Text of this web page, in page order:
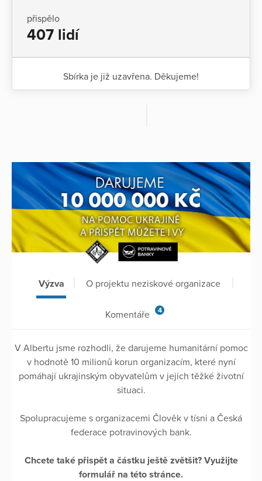
přispělo
407 lidí
Sbírka je již uzavřena. Děkujeme!
Výzva O projektu neziskové organizace
Komentáře 4
V Albertu jsme rozhodli, že darujeme humanitární pomoc
v hodnotě 10 milionů korun organizacím, které nyní
pomáhají ukrajinským obyvatelům v jejich těžké životní
situaci.
Spolupracujeme s organizacemi Člověk v tísni a Česká
federace potravinových bank.
Chcete také přispět a částku ještě zvětšit? Využijte
formulář na této stránce.